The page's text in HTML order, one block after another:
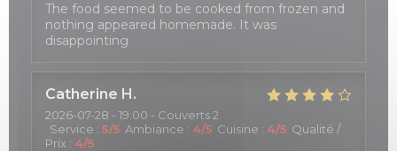
The food seemed to be cooked from frozen and
nothing appeared homemade. It was
disappointing
Catherine H
2026-07-28 - 19:00 - Couverts 2
Service : 5/5 Ambiance : 4/5 Cuisine : 4/5 Qualité /
Prix : 4/5